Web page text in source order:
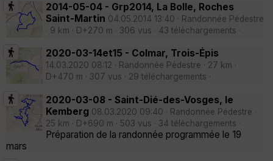
2014-05-04 - Grp2014, La Bolle, Roches
Saint-Martin 04.05.2014 13:40 · Randonnée Pédestre
· 9 km · D+270 m · 306 vus · 43 téléchargements ·
2020-03-14et15 - Colmar, Trois-Épis
14.03.2020 08:12 · Randonnée Pédestre · 27 km ·
D+470 m · 307 vus · 29 téléchargements ·
2020-03-08 - Saint-Dié-des-Vosges, le
Kemberg 08.03.2020 09:40 · Randonnée Pédestre ·
25 km · D+690 m · 503 vus · 34 téléchargements ·
Préparation de la randonnée programmée le 19
mars